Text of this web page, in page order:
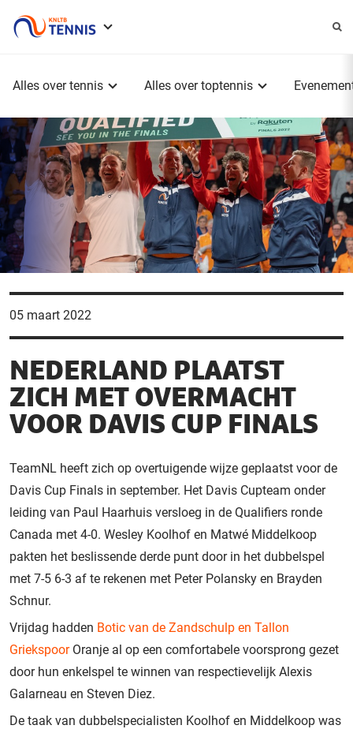
Alles over tennis Alles over toptennis
05 maart 2022
NEDERLAND PLAATST
ZICH MET OVERMACHT
VOOR DAVIS CUP FINALS
TeamNL heeft zich op overtuigende wijze geplaatst voor de
Davis Cup Finals in september. Het Davis Cupteam onder
leiding van Paul Haarhuis versloeg in de Qualifiers ronde
Canada met 4-0. Wesley Koolhof en Matwé Middelkoop
pakten het beslissende derde punt door in het dubbelspel
met 7-5 6-3 af te rekenen met Peter Polansky en Brayden
Schnur.
Vrijdag hadden Botic van de Zandschulp en Tallon
GriekspoorOranje al op een comfortabele voorsprong gezet
door hun enkelspel te winnen van respectievelijk Alexis
Galarneau en Steven Diez.
De taak van dubbelspecialisten Koolhof en Middelkoop was